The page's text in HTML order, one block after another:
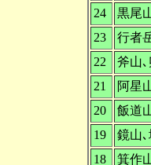
24
黒尾
23
行者
22
斧山
21
阿星
20
飯道
19
鏡山
18
箕作